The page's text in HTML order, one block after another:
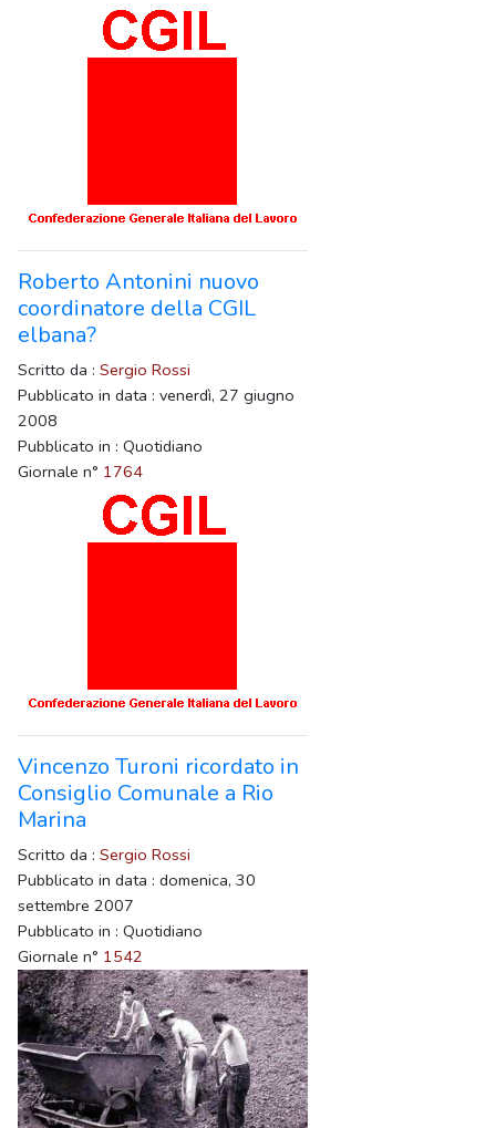
Roberto Antonini nuovo
coordinatore della CGIL
elbana?
Scritto da : Sergio Rossi
Pubblicato in data : venerdì, 27 giugno
2008
Pubblicato in : Quotidiano
Giornale n° 1764
Vincenzo Turoni ricordato in
Consiglio Comunale a Rio
Marina
Scritto da : Sergio Rossi
Pubblicato in data : domenica, 30
settembre 2007
Pubblicato in : Quotidiano
Giornale n° 1542